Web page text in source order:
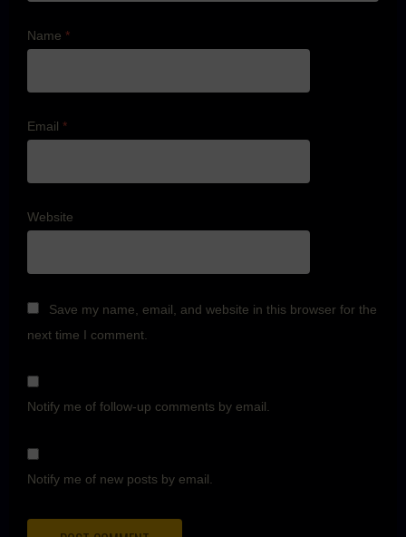
Name *
Email *
Website
Save my name, email, and website in this browser for the
next time I comment.
Notify me of follow-up comments by email.
Notify me of new posts by email.